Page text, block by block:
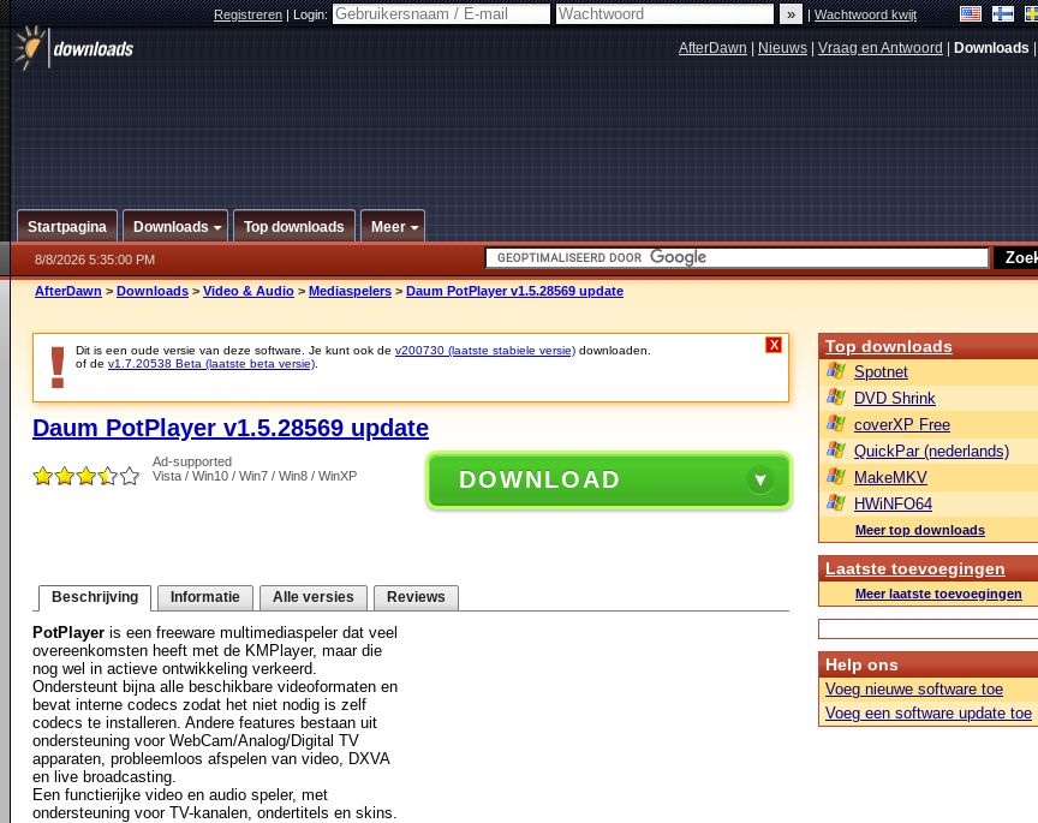
Registreren|Login: |Wachtwoord kwijt
AfterDawn Nieuws Vraag en Antwoord Downloads
Startpagina Downloads Top downloads Meer
8/8/2026 5:35:00 PM
AfterDawn > Downloads > Video & Audio > Mediaspelers > Daum PotPlayer v1.5.28569 update
Dit is een oude versie van deze software. Je kunt ook de v200730 (laatste stabiele versie) downloaden.
of de v1.7.20538 Beta (laatste beta versie)
X
Daum PotPlayer v1.5.28569 update
Ad-supported
Vista / Win10 / Win7 / Win8 / WinXP
DOWNLOAD
Beschrijving Informatie Alle versies Reviews
PotPlayer is een freeware multimediaspeler dat veel
overeenkomsten heeft met de KMPlayer, maar die
nog wel in actieve ontwikkeling verkeerd.
Ondersteunt bijna alle beschikbare videoformaten en
bevat interne codecs zodat het niet nodig is zelf
codecs te installeren. Andere features bestaan uit
ondersteuning voor WebCam/Analog/Digital TV
apparaten, probleemloos afspelen van video, DXVA
en live broadcasting.
Een functierijke video en audio speler, met
ondersteuning voor TV-kanalen, ondertitels en skins.
Top downloads
Spotnet
DVD Shrink
coverXP Free
QuickPar (nederlands)
MakeMKV
HWiNFO64
Meer top downloads
Laatste toevoegingen
Meer laatste toevoegingen
Help ons
Voeg nieuwe software toe
Voeg een software update toe